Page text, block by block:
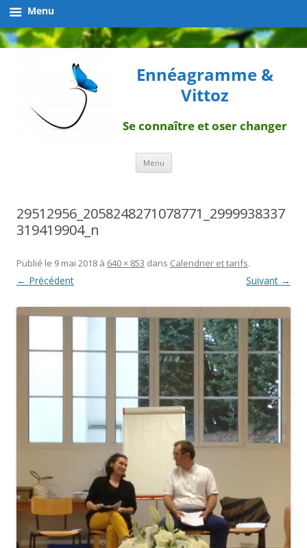
Ennéagramme &
Vittoz
Se connaître et oser changer
Menu Aller
contenu
29512956_2058248271078771_2999938337
319419904_n
Publié le 9 mai 2018 à 640 × 853 dans Calendrier et tarifs.
← Précédent Suivant →
Menu